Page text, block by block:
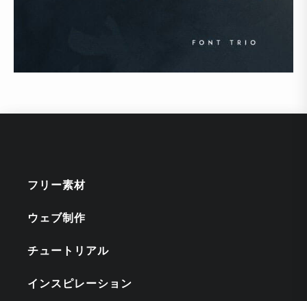
フリー素材
ウェブ制作
チュートリアル
インスピレーション